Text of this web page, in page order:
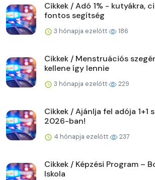
Cikkek / Adó 1% - kutyákra,
fontos segítség
3 hónapja ezelőtt 186
Cikkek / Menstruációs
kellene így lennie
3 hónapja ezelőtt 229
Cikkek / Ajánlja fel adója 1+1
2026-ban!
4 hónapja ezelőtt 237
Cikkek / Képzési Program –
Iskola